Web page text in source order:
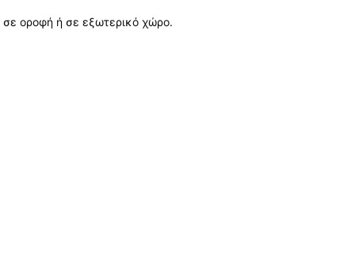
οροφή ή σε εξωτερικό χώρο.